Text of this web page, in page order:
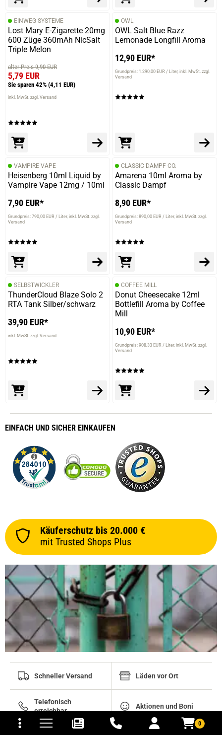
0
und Versandkosten
EINWEG SYSTEME
Lost Mary E-Zigarette 20mg
600 Züge 360mAh NicSalt
Triple Melon
alter Preis 9,90 EUR
5,79 EUR
Sie sparen 42% (4,11 EUR)
inkl. MwSt. zzgl. Versand
OWL
OWL Salt Blue Razz
Lemonade Longfill Aroma
12,90 EUR*
Grundpreis: 1.290,00 EUR / Liter inkl. MwSt. zzgl.
Versand
VAMPIRE VAPE
Heisenberg 10ml Liquid by
Vampire Vape 12mg / 10ml
7,90 EUR*
Grundpreis: 790,00 EUR / Liter inkl. MwSt. zzgl.
Versand
CLASSIC DAMPF CO.
Amarena 10ml Aroma by
Classic Dampf
8,90 EUR*
Grundpreis: 890,00 EUR / Liter inkl. MwSt. zzgl.
Versand
SELBSTWICKLER
ThunderCloud Blaze Solo 2
RTA Tank Silber/schwarz
39,90 EUR*
inkl. MwSt. zzgl. Versand
COFFEE MILL
Donut Cheesecake 12ml
Bottlefill Aroma by Coffee
Mill
10,90 EUR*
Grundpreis: 908,33 EUR / Liter inkl. MwSt. zzgl.
Versand
EINFACH UND SICHER EINKAUFEN
Käuferschutz bis 20.000 €
mit Trusted Shops Plus
Schneller Versand Läden vor Ort
Telefonisch
erreichbar
Aktionen und Boni